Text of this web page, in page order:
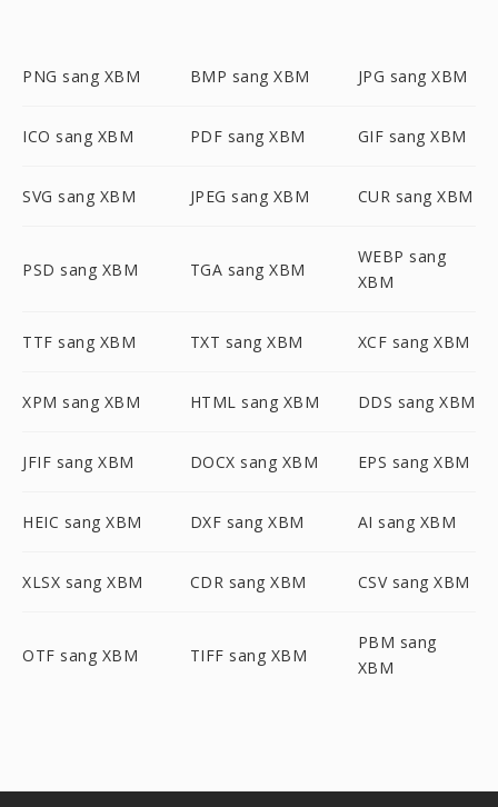
PNG sang XBM BMP sang XBM JPG sang XBM
ICO sang XBM PDF sang XBM GIF sang XBM
SVG sang XBM JPEG sang XBM CUR sang XBM
PSD sang XBM TGA sang XBM
WEBP sang
XBM
TTF sang XBM TXT sang XBM XCF sang XBM
XPM sang XBM HTML sang XBM DDS sang XBM
JFIF sang XBM DOCX sang XBM EPS sang XBM
HEIC sang XBM DXF sang XBM AI sang XBM
XLSX sang XBM CDR sang XBM CSV sang XBM
OTF sang XBM TIFF sang XBM
PBM sang
XBM